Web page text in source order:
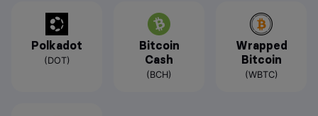
Polkadot
(DOT)
Bitcoin
Cash
(BCH)
Wrapped
Bitcoin
(WBTC)